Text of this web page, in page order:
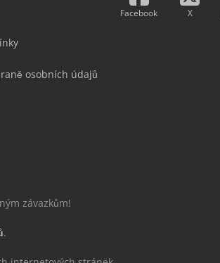
osobních údajů
Facebook X
závazkům!
.